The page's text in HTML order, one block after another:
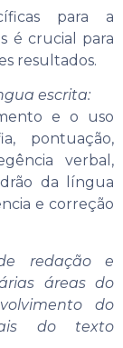
para a
é crucial para
resultados.
escrita:
e o uso
pontuação,
verbal,
da língua
e correção
redação e
áreas do
do
do texto